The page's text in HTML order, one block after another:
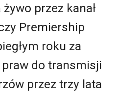
przez kanał
Premiership
roku za
do transmisji
przez trzy lata